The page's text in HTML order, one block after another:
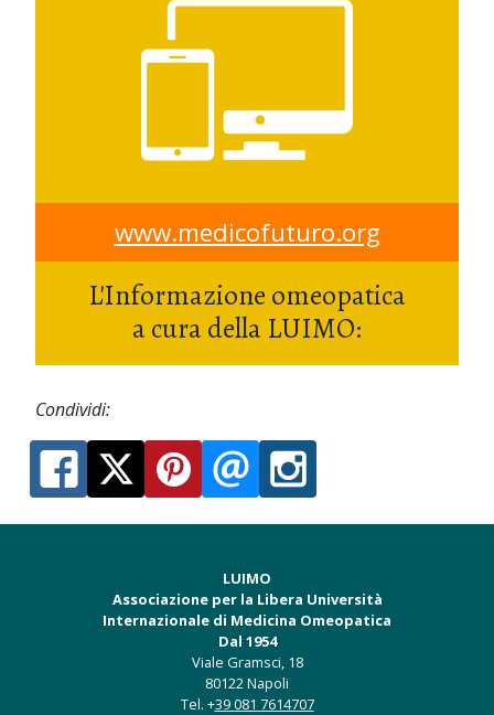
www.medicofuturo.org
L'Informazione omeopatica
a cura della LUIMO:
Condividi:
LUIMO
Associazione per la Libera Università
Internazionale di Medicina Omeopatica
Dal 1954
Viale Gramsci, 18
80122 Napoli
Tel. +39 081 7614707